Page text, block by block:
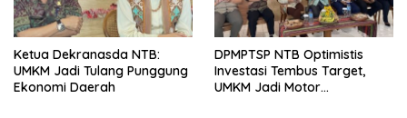
Ketua Dekranasda NTB:
UMKM Jadi Tulang Punggung
Ekonomi Daerah
DPMPTSP NTB Optimistis
Investasi Tembus Target,
UMKM Jadi Motor